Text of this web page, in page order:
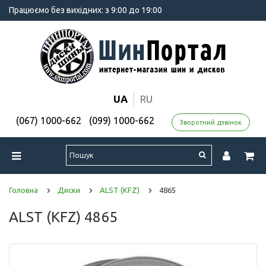
Працюємо без вихідних: з 9:00 до 19:00
UA RU
(067) 1000-662 (099) 1000-662 Зворотний дзвінок
Головна Диски ALST (KFZ) 4865
ALST (KFZ) 4865